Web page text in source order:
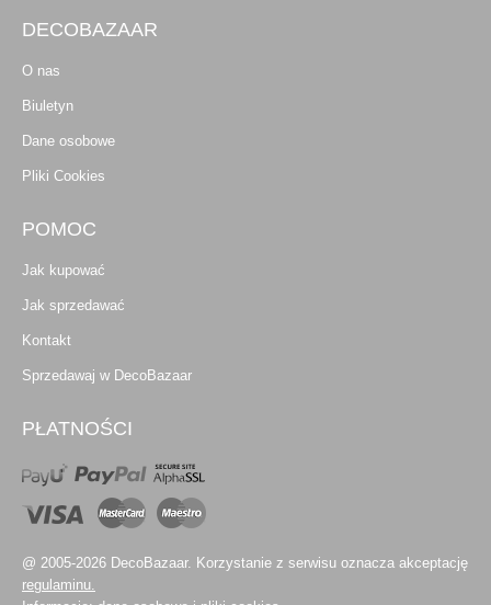
DECOBAZAAR
O nas
Biuletyn
Dane osobowe
Pliki Cookies
POMOC
Jak kupować
Jak sprzedawać
Kontakt
Sprzedawaj w DecoBazaar
PŁATNOŚCI
@ 2005-2026 DecoBazaar. Korzystanie z serwisu oznacza akceptację
regulaminu.